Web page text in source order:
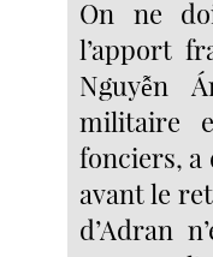
On ne
l’apport
Nguyễn
militaire
fonciers, a
avant le
d’Adran